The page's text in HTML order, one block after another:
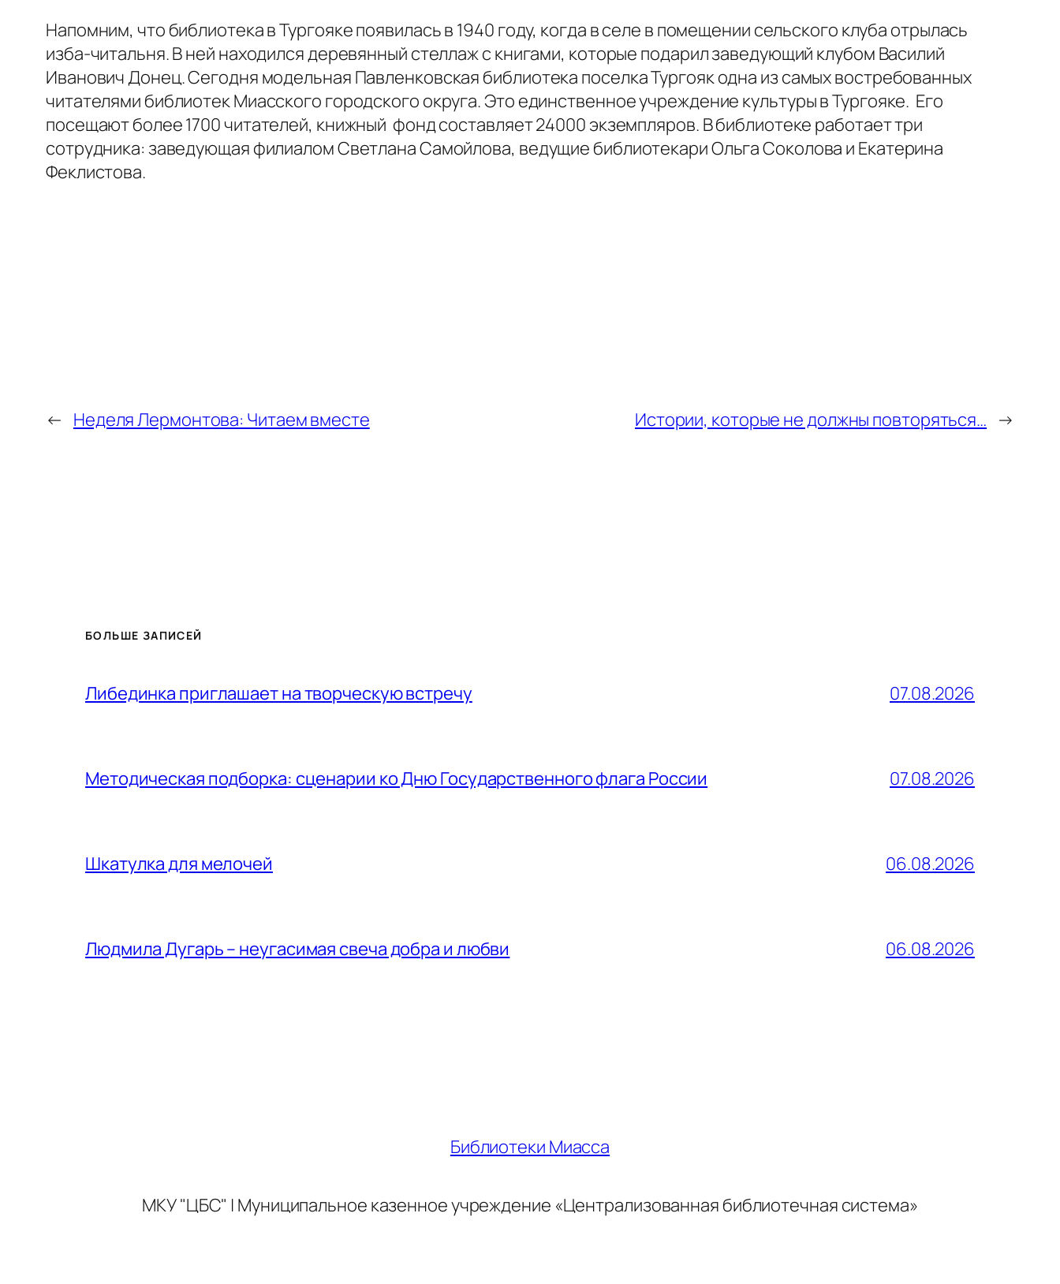
Напомним, что библиотека в Тургояке появилась в 1940 году, когда в селе в помещении сельского клуба отрылась
изба-читальня. В ней находился деревянный стеллаж с книгами, которые подарил заведующий клубом Василий
Иванович Донец. Сегодня модельная Павленковская библиотека поселка Тургояк одна из самых востребованных
читателями библиотек Миасского городского округа. Это единственное учреждение культуры в Тургояке. Его
посещают более 1700 читателей, книжный фонд составляет 24000 экземпляров. В библиотеке работает три
сотрудника: заведующая филиалом Светлана Самойлова, ведущие библиотекари Ольга Соколова и Екатерина
Феклистова.
← Неделя Лермонтова: Читаем вместе Истории, которые не должны повторяться… →
БОЛЬШЕ ЗАПИСЕЙ
Либединка приглашает на творческую встречу 07.08.2026
Методическая подборка: сценарии ко Дню Государственного флага России 07.08.2026
Шкатулка для мелочей 06.08.2026
Людмила Дугарь – неугасимая свеча добра и любви 06.08.2026
Библиотеки Миасса
МКУ "ЦБС" | Муниципальное казенное учреждение «Централизованная библиотечная система»